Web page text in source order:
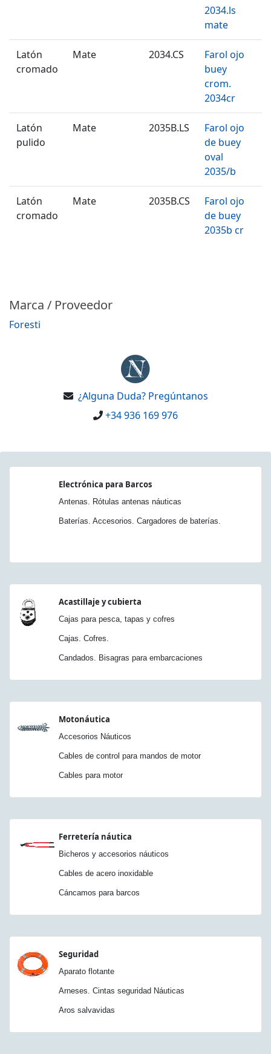
2034.ls
mate
Latón
cromado
Mate 2034.CS
Farol ojo
buey
crom.
2034cr
Latón
pulido
Mate 2035B.LS
Farol ojo
de buey
oval
2035/b
Latón
cromado
Mate 2035B.CS
Farol ojo
de buey
2035b cr
Marca / Proveedor
Foresti
¿Alguna Duda? Pregúntanos
+34 936 169 976
Electrónica para Barcos
Antenas. Rótulas antenas náuticas
Baterías. Accesorios. Cargadores de baterías.
Acastillaje y cubierta
Cajas para pesca, tapas y cofres
Cajas. Cofres.
Candados. Bisagras para embarcaciones
Motonáutica
Accesorios Náuticos
Cables de control para mandos de motor
Cables para motor
Ferretería náutica
Bicheros y accesorios náuticos
Cables de acero inoxidable
Cáncamos para barcos
Seguridad
Aparato flotante
Arneses. Cintas seguridad Náuticas
Aros salvavidas